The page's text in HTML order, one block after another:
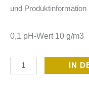
und Produktinformation
0,1 pH-Wert 10 g/m3
Minus
IN